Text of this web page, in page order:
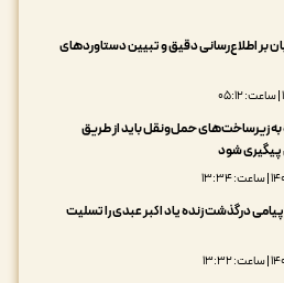
بر اطلاع‌رسانی دقیق و تبیین دستاوردهای
زیرساخت‌های حمل‌ونقل باید از طریق
پیگیری شود
درگذشت زنده یاد اکبر عبدی را تسلیت